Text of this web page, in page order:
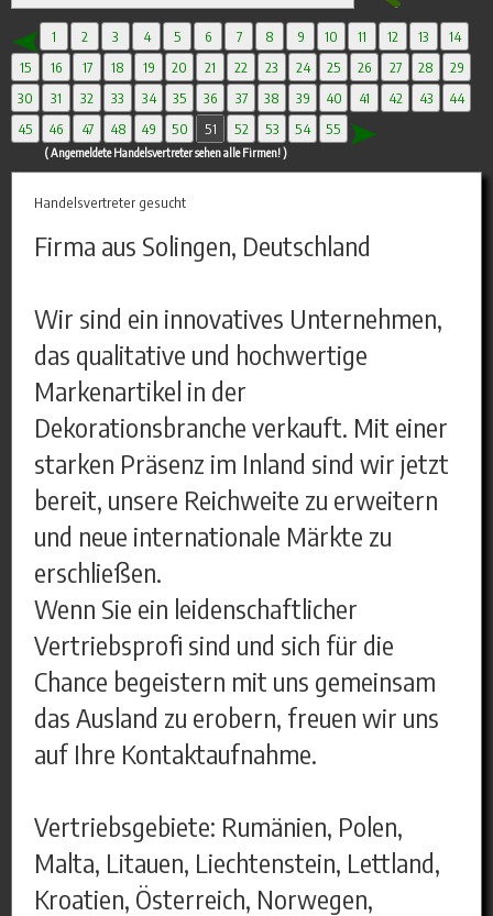
1 2 3 4 5 6 7 8 9 10 11 12 13
14
15
16 17 18 19 20 21 22 23 24 25 26 27 28
29
30
31 32 33 34 35 36 37 38 39 40 41 42 43
44
45
46 47 48 49 50 51 52 53 54 55
( Angemeldete Handelsvertreter sehen alle Firmen! )
Handelsvertreter gesucht
Firma aus Solingen, Deutschland
Wir sind ein innovatives Unternehmen,
das qualitative und hochwertige
Markenartikel in der
Dekorationsbranche verkauft. Mit einer
starken Präsenz im Inland sind wir jetzt
bereit, unsere Reichweite zu erweitern
und neue internationale Märkte zu
erschließen.
Wenn Sie ein leidenschaftlicher
Vertriebsprofi sind und sich für die
Chance begeistern mit uns gemeinsam
das Ausland zu erobern, freuen wir uns
auf Ihre Kontaktaufnahme.
Vertriebsgebiete: Rumänien, Polen,
Malta, Litauen, Liechtenstein, Lettland,
Kroatien, Österreich, Norwegen,